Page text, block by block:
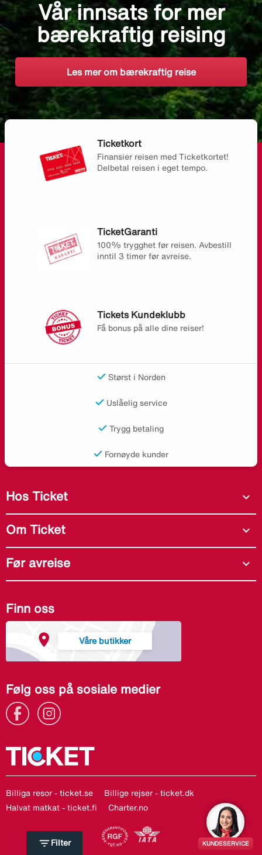
filter_list Filter
Vår innsats for mer
bærekraftig reising
Les mer om bærekraftig reise
Ticketkort
Finansier reisen med Ticketkortet!
Delbetal reisen i eget tempo.
TicketGaranti
100% trygghet før reisen. Avbestill
inntil 3 timer før avreise.
Tickets Kundeklubb
Få bonus på alle dine reiser!
Størst i Norden
Uslåelig service
Trygg betaling
Fornøyde kunder
Hos Ticket expand_more
Om Ticket expand_more
Før avreise expand_more
Finn oss
Våre butikker
Følg oss på sosiale medier
Billiga resor - ticket.se
Billige rejser - ticket.dk
Halvat matkat - ticket.fi
Charter.no
KUNDESERVICE